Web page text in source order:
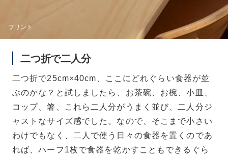
フリント
二つ折で二人分
二つ折で25cm×40cm、ここにどれぐらい食器が並
ぶのかな？と試しましたら、お茶碗、お椀、小皿、
コップ、箸、これら二人分がうまく並び、二人分ジ
ャストなサイズ感でした。なので、そこまで小さい
わけでもなく、二人で使う日々の食器を置くのであ
れば、ハーフ1枚で食器を乾かすこともできるぐら